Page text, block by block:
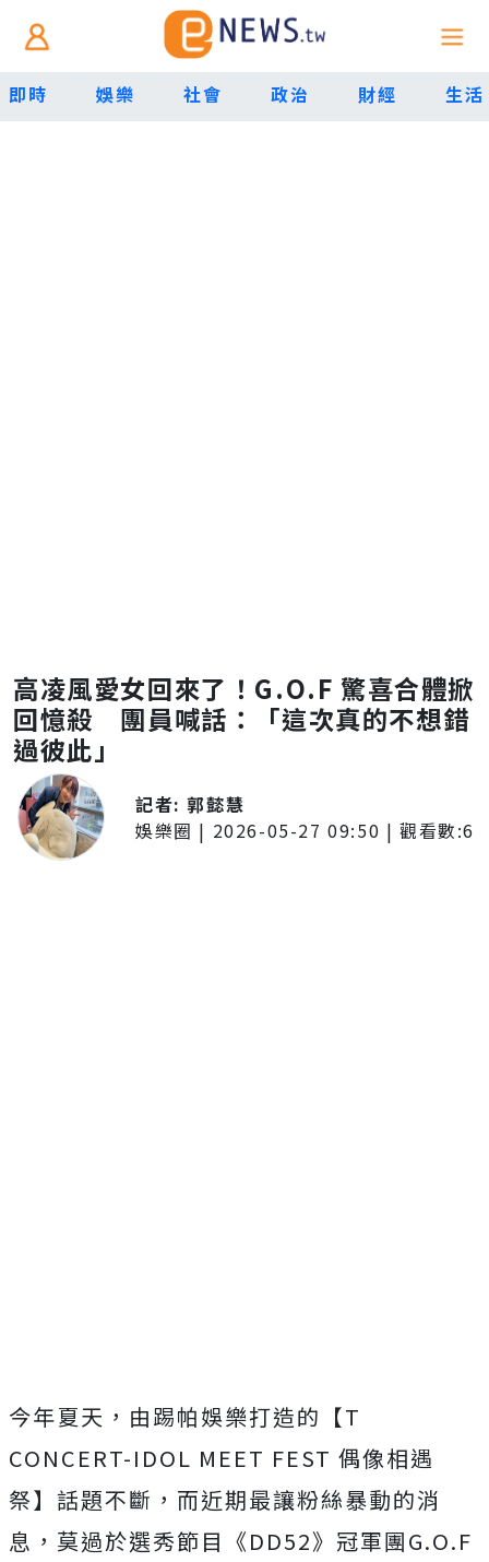
即時 娛樂 社會 政治 財經 生活
高凌風愛女回來了！G.O.F 驚喜合體掀
回憶殺 團員喊話：「這次真的不想錯
過彼此」
記者:郭懿慧
娛樂圈 | 2026-05-27 09:50 | 觀看數:6
今年夏天，由踢帕娛樂打造的【T
CONCERT-IDOL MEET FEST 偶像相遇
祭】話題不斷，而近期最讓粉絲暴動的消
息，莫過於選秀節目《DD52》冠軍團G.O.F